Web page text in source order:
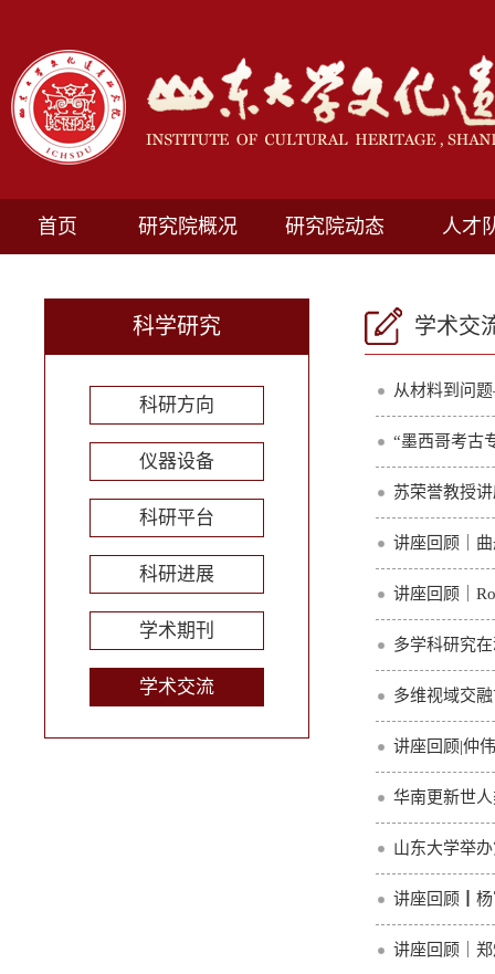
首页 研究院概况 研究院动态 人才
科学研究
科研方向
仪器设备
科研平台
科研进展
学术期刊
学术交流
学术交
从材料到问
“墨西哥考古
苏荣誉教授
讲座回顾｜
讲座回顾｜
多学科研究
多维视域交
讲座回顾|仲
华南更新世
山东大学举
讲座回顾┃杨
讲座回顾｜